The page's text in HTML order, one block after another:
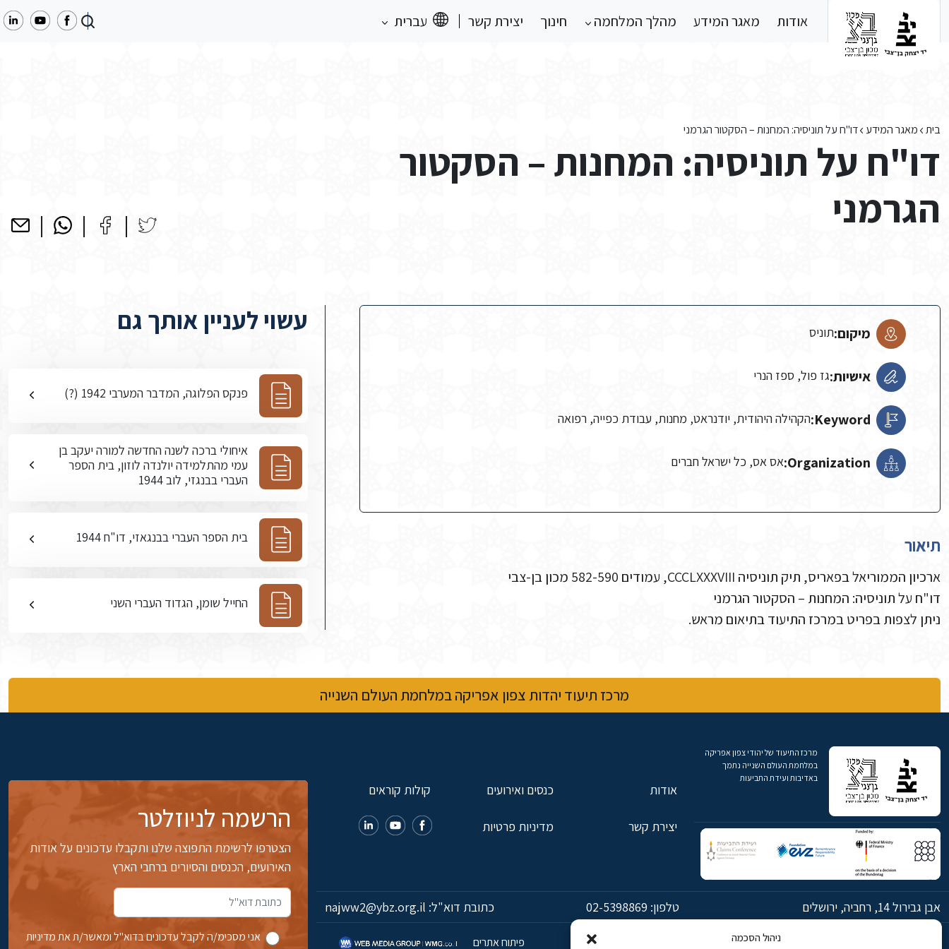
ניהול הסכמה
אודות מאגר המידע מהלך המלחמה חינוך יצירת קשר עברית
בית מאגר המידע דו"ח על תוניסיה: המחנות – הסקטור הגרמני
דו"ח על תוניסיה: המחנות – הסקטור
הגרמני
מיקום:תוניס
אישיות:גז פול, ספז הנרי
Keyword: הקהילה היהודית, יודנראט, מחנות, עבודת כפייה, רפואה
Organization: אס אס, כל ישראל חברים
תיאור
ארכיון הממוריאל בפאריס, תיק תוניסיה CCCLXXXVIII, עמודים 582-590 מכון בן-צבי
דו"ח על תוניסיה: המחנות – הסקטור הגרמני
ניתן לצפות בפריט במרכז התיעוד בתיאום מראש.
עשוי לעניין אותך גם
פנקס הפלוגה, המדבר המערבי 1942 (?)
איחולי ברכה לשנה החדשה למורה יעקב בן
עמי מהתלמידה יולנדה לוזון, בית הספר
העברי בבנגזי, לוב 1944
בית הספר העברי בבנגאזי, דו"ח 1944
החייל שומן, הגדוד העברי השני
מרכז תיעוד יהדות צפון אפריקה במלחמת העולם השנייה
מרכז התיעוד של יהודי צפון אפריקה
במלחמת העולם השנייה נתמך
באדיבות ועידת התביעות
אודות כנסים ואירועים קולות קוראים
יצירת קשר מדיניות פרטיות
אבן גבירול 14, רחביה, ירושלים טלפון: 02-5398869 כתובת דוא"ל: najww2@ybz.org.il
© כל הזכויות שמורות ליד יצחק בן-צבי ירושלים פיתוח אתרים
הרשמה לניוזלטר
הצטרפו לרשימת התפוצה שלנו ותקבלו עדכונים על אודות
האירועים, הכנסים והסיורים ברחבי הארץ
אני מסכימ/ה לקבל עדכונים בדוא''ל ומאשר/ת את מדיניות